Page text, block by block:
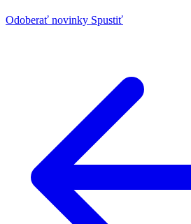
Odoberať novinky Spustiť